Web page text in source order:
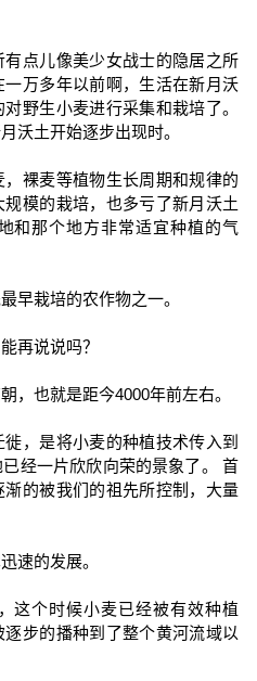
点儿像美少女战士的隐居之所
万多年以前啊，生活在新月沃
野生小麦进行采集和栽培了。
沃土开始逐步出现时。
裸麦等植物生长周期和规律的
模的栽培，也多亏了新月沃土
和那个地方非常适宜种植的气
早栽培的农作物之一。
再说说吗？
，也就是距今4000年前左右。
，是将小麦的种植技术传入到
经一片欣欣向荣的景象了。 首
的被我们的祖先所控制，大量
速的发展。
这个时候小麦已经被有效种植
步的播种到了整个黄河流域以